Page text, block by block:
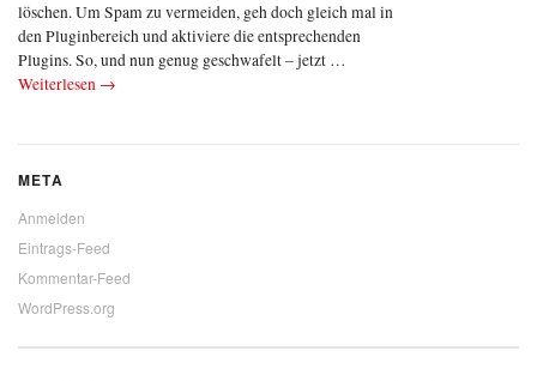
löschen. Um Spam zu vermeiden, geh doch gleich mal in
den Pluginbereich und aktiviere die entsprechenden
Plugins. So, und nun genug geschwafelt – jetzt …
Weiterlesen →
META
Anmelden
Eintrags-Feed
Kommentar-Feed
WordPress.org